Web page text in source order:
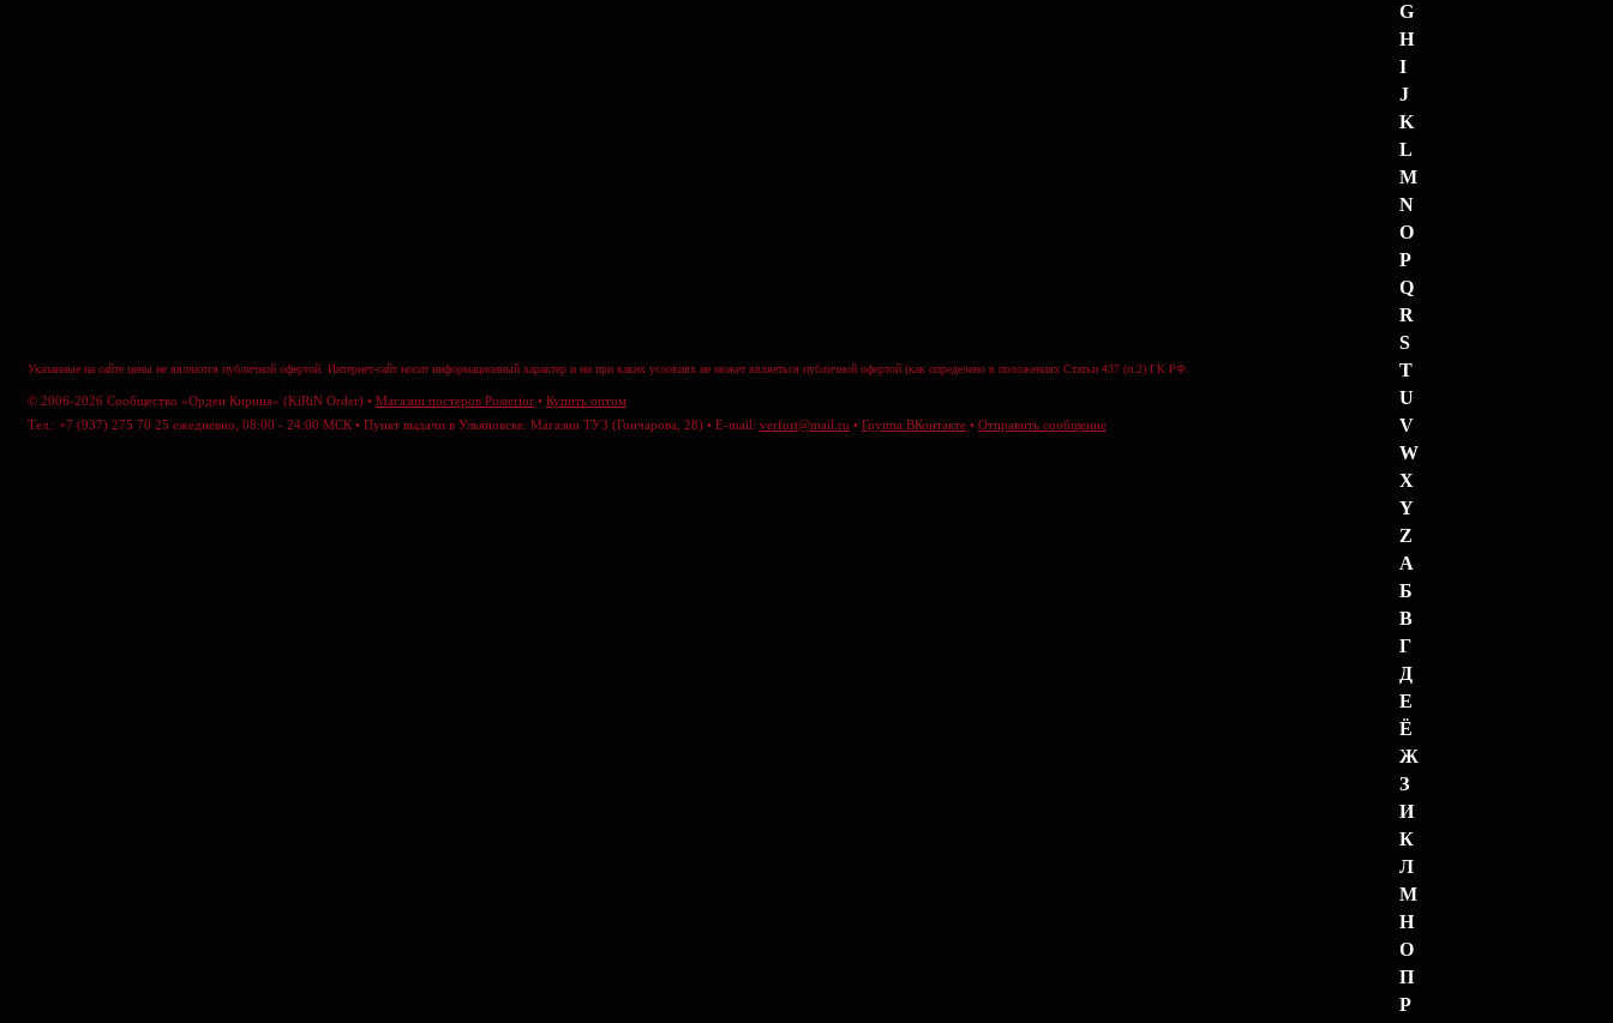
G
H
I
J
K
L
M
N
O
P
Q
R
S
T
U
V
W
X
Y
Z
А
Б
В
Г
Д
Е
Ё
Ж
З
И
К
Л
М
Н
О
П
Р
Указанные на сайте цены не являются публичной офертой. Интернет-сайт носит информационный характер и ни при каких условиях не может являеться публичной офертой (как определено в положениях Статьи 437 (п.2) ГК РФ.
© 2006-2026 Сообщество «Орден Кирина» (KiRiN Order) • Магазин постеров Posterior • Купить оптом
Тел.: +7 (937) 275 70 25 ежедневно, 08:00 - 24:00 МСК • Пункт выдачи в Ульяновске: Магазин ТУЗ (Гончарова, 28) • E-mail: verfurt@mail.ru • Группа ВКонтакте • Отправить сообщение